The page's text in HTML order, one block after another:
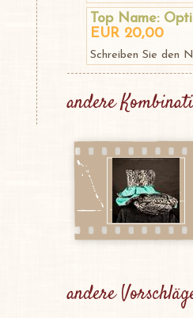
Top Name:
EUR 20,00
Schreiben Sie den
andere
andere